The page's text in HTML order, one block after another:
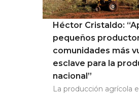
Héctor Cristaldo:
pequeños
comunidades más
esclave para la
nacional”
La producción agrícola